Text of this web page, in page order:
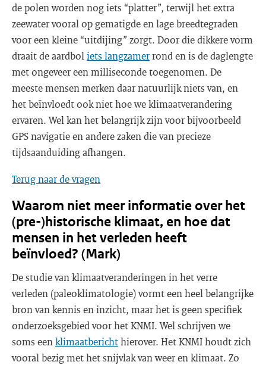
de polen worden nog iets “platter”, terwijl het extra
zeewater vooral op gematigde en lage breedtegraden
voor een kleine “uitdijing” zorgt. Door die dikkere vorm
draait de aardbol iets langzamerrond en is de daglengte
met ongeveer een milliseconde toegenomen. De
meeste mensen merken daar natuurlijk niets van, en
het beïnvloedt ook niet hoe we klimaatverandering
ervaren. Wel kan het belangrijk zijn voor bijvoorbeeld
GPS navigatie en andere zaken die van precieze
tijdsaanduiding afhangen.
Terug naar de vragen
Waarom niet meer informatie over het
(pre-)historische klimaat, en hoe dat
mensen in het verleden heeft
beïnvloed? (Mark)
De studie van klimaatveranderingen in het verre
verleden (paleoklimatologie) vormt een heel belangrijke
bron van kennis en inzicht, maar het is geen specifiek
onderzoeksgebied voor het KNMI. Wel schrijven we
soms een klimaatberichthierover. Het KNMI houdt zich
vooral bezig met het snijvlak van weer en klimaat. Zo